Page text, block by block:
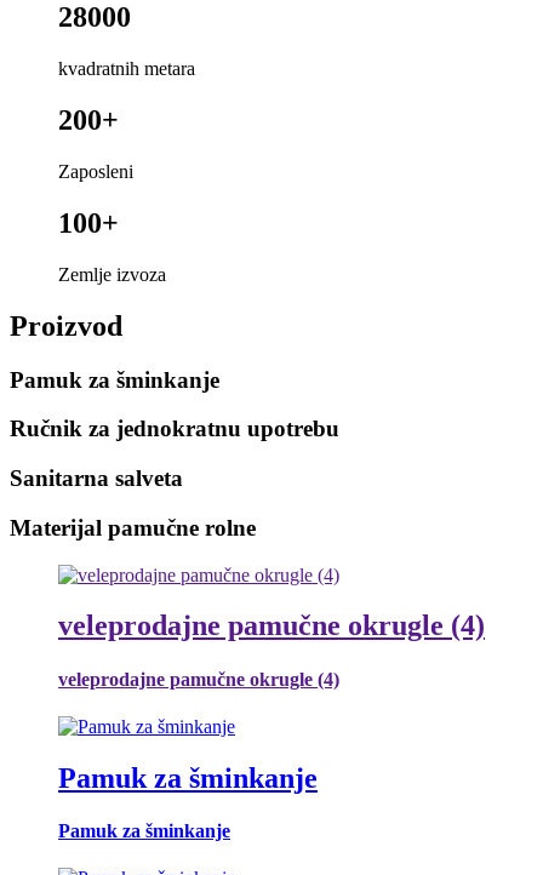
28000
kvadratnih metara
200+
Zaposleni
100+
Zemlje izvoza
Proizvod
Pamuk za šminkanje
Ručnik za jednokratnu upotrebu
Sanitarna salveta
Materijal pamučne rolne
veleprodajne pamučne okrugle (4)
veleprodajne pamučne okrugle (4)
Pamuk za šminkanje
Pamuk za šminkanje